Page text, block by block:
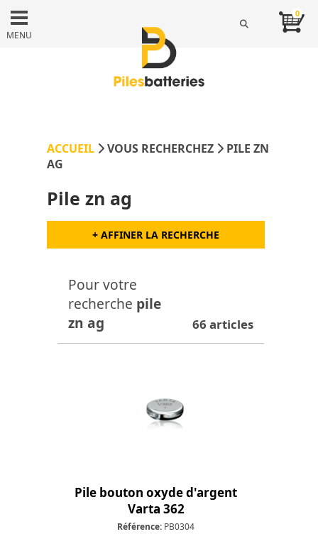
MENU
0
ACCUEIL VOUS RECHERCHEZ
PILE ZN
AG
Pile zn ag
+ AFFINER LA RECHERCHE
Pour votre
recherche pile
zn ag
66 articles
Pile bouton oxyde d'argent
Varta 362
Référence: PB0304